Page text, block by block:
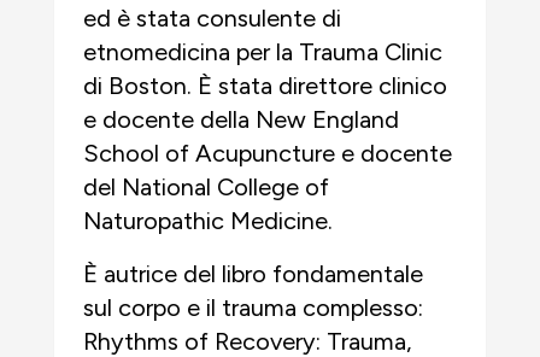
ed è stata consulente di
etnomedicina per la Trauma Clinic
di Boston. È stata direttore clinico
e docente della New England
School of Acupuncture e docente
del National College of
Naturopathic Medicine.
È autrice del libro fondamentale
sul corpo e il trauma complesso:
Rhythms of Recovery: Trauma,